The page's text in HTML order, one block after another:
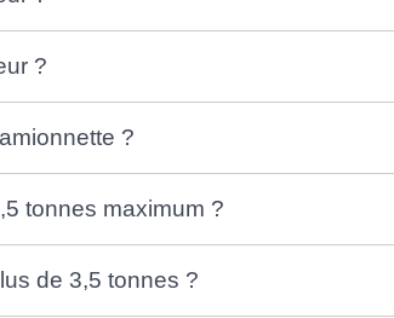
?
?
tonnes maximum ?
de 3,5 tonnes ?